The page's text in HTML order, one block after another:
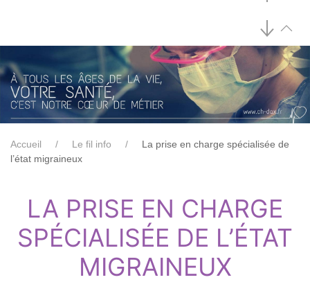
Accueil Le fil info
La prise en charge spécialisée de
l’état migraineux
LA PRISE EN CHARGE
SPÉCIALISÉE DE L’ÉTAT
MIGRAINEUX